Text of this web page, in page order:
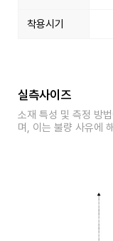
착용시기
실측사이즈
소재 특성 및 측정 방
며, 이는 불량 사유에